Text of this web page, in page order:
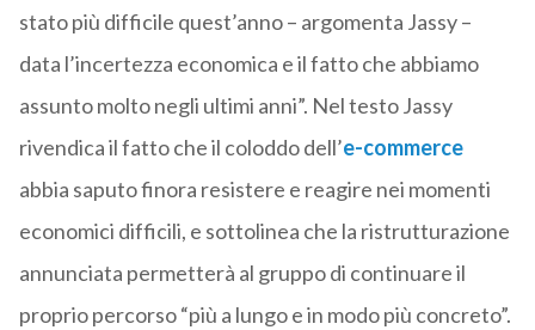
stato più difficile quest’anno – argomenta Jassy –
data l’incertezza economica e il fatto che abbiamo
assunto molto negli ultimi anni”. Nel testo Jassy
rivendica il fatto che il coloddo dell’e-commerce
abbia saputo finora resistere e reagire nei momenti
economici difficili, e sottolinea che la ristrutturazione
annunciata permetterà al gruppo di continuare il
proprio percorso “più a lungo e in modo più concreto”.